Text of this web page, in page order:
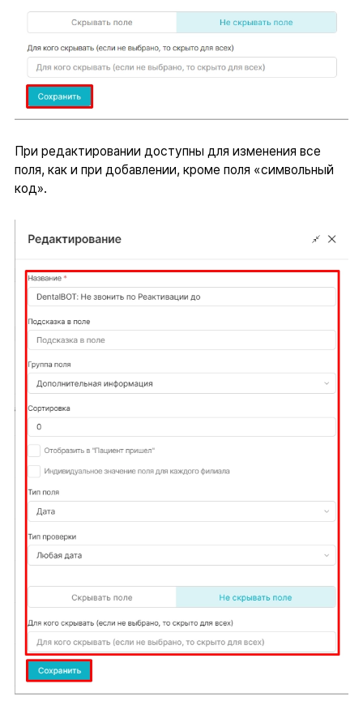
При редактировании доступны для изменения все
поля, как и при добавлении, кроме поля «символьный
код».